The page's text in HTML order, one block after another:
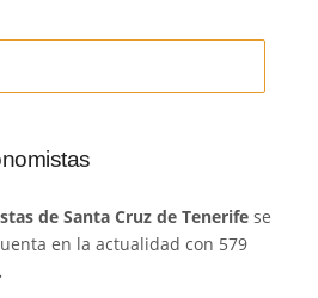
de Santa Cruz de Tenerife se
en la actualidad con 579